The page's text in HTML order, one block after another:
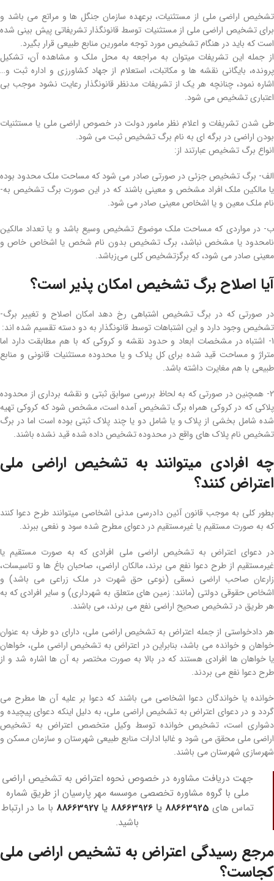
تشخیص اراضی­ ملی از مستثنیات، برعهده سازمان جنگل‌ ها و مراتع می‌ باشد و
برای تشخیص اراضی­ ملی از مستثنیات توسط قانونگذار تشریفاتی پیش‌ بینی شده
است که باید در هنگام تشخیص مورد توجه مامورین منابع طبیعی قرار بگیرد.
از جمله این تشریفات میتوان به مراجعه به محل ملک و مشاهده آن، تشکیل
پرونده، بایگانی نقشه‌ ها و مکاتبات، استعلام از جهاد کشاورزی و اداره ثبت و…
اشاره نمود، چنانچه هر یک از تشریفات مدنظر قانونگذار رعایت نشود موجب بی
اعتباری تشخیص می‌ شود.
طی شدن تشریفات و اعلام نظر مامور دولت در خصوص اراضی ­ملی یا مستثنیات
بودن اراضی در برگه‌ ای به نام برگ­ تشخیص ثبت می‌ شود.
انواع برگ­ تشخیص عبارت­ند از:
الف- برگ تشخیص جزئی در صورتی صادر می‌ شود که مساحت ملک محدود بوده
یا مالکین ملک افراد مشخص و معینی باشند که در این­ صورت برگ­ تشخیص به­
نام ملک معین و یا اشخاص معینی صادر می‌ شود.
ب- در مواردی­ که مساحت ملک موضوع تشخیص وسیع باشد و یا تعداد مالکین
نامحدود یا مشخص نباشد، برگ­ تشخیص بدون نام شخص یا اشخاص خاص و
معینی صادر می‌ شود، که برگ­زتشخیص کلی می‌زباشد.
آیا اصلاح برگ­ تشخیص امکان­ پذیر است؟
در صورتی­ که در برگ­ تشخیص اشتباهی رخ دهد امکان اصلاح و تغییر برگ­
تشخیص وجود دارد و این اشتباهات توسط قانونگذار به دو دسته تقسیم شده‌ اند:
1- اشتباه در مشخصات ابعاد و حدود نقشه و کروکی که با هم مطابقت دارد اما
متراژ و مساحت قید شده برای کل پلاک و یا محدوده مستثنیات قانونی و منابع
طبیعی با هم مغایرت داشته باشد.
2- همچنین در صورتی­ که به لحاظ بررسی سوابق ثبتی و نقشه­ برداری از محدوده
پلاکی که در کروکی همراه برگ­ تشخیص آمده است، مشخص شود که کروکی تهیه
شده شامل بخشی از پلاک و یا شامل دو یا چند پلاک ثبتی بوده است اما در برگ
تشخیص نام پلاک‌ های واقع در محدوده تشخیص داده شده قید نشده باشند.
چه افرادی میتوانند به تشخیص اراضی­ ملی
اعتراض کنند؟
بطور­ کلی به موجب قانون آئین­ دادرسی مدنی اشخاصی میتوانند طرح دعوا کنند
که به صورت مستقیم یا غیرمستقیم در دعوای مطرح شده سود و نفعی ببرند.
در دعوای اعتراض به تشخیص اراضی­ ملی افرادی که به صورت مستقیم یا
غیرمستقیم از طرح دعوا نفع می‌ برند، مالکان اراضی، صاحبان باغ‌ ها و تاسیسات،
زارعان صاحب اراضی نسقی (نوعی حق شهرت در ملک زراعی می‌ باشد) و
اشخاص حقوقی دولتی (مانند: زمین‌ های متعلق به شهرداری) و سایر افرادی که به
هر طریق در تشخیص صحیح اراضی نفع می‌ برند، می‌ باشند.
هر دادخواستی از جمله اعتراض به تشخیص اراضی­ ملی، دارای دو طرف به عنوان
خواهان و خوانده می‌ باشد، بنابراین در اعتراض به تشخیص اراضی­ ملی، خواهان
یا خواهان‌ ها افرادی هستند که در بالا به صورت مختصر به آن­ ها اشاره شد و از
طرح دعوا نفع می‌ بردند.
خوانده یا خواندگان دعوا اشخاصی می‌ باشند که دعوا بر علیه آن­ ها مطرح می‌
گردد و در دعوای اعتراض به تشخیص اراضی­ ملی، به دلیل اینکه دعوای پیچیده و
دشواری است، تشخیص خوانده توسط وکیل متخصص اعتراض به تشخیص
اراضی­ ملی محقق می‌ شود و غالبا ادارات منابع طبیعی شهرستان و سازمان مسکن و
شهرسازی شهرستان می‌ باشند.
جهت دریافت مشاوره در خصوص نحوه اعتراض به تشخیص اراضی
ملی با گروه مشاوره تخصصی موسسه مهر پارسیان از طریق شماره
تماس های 88663925 یا88663926 یا88663927 با ما در ارتباط
باشید.
مرجع رسیدگی اعتراض به تشخیص اراضی­ ملی
کجاست؟